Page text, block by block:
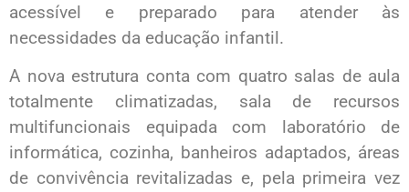
acessível e preparado para atender às
necessidades da educação infantil.
A nova estrutura conta com quatro salas de aula
totalmente climatizadas, sala de recursos
multifuncionais equipada com laboratório de
informática, cozinha, banheiros adaptados, áreas
de convivência revitalizadas e, pela primeira vez